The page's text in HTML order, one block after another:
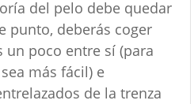
del pelo debe quedar
punto, deberás coger
poco entre sí (para
más fácil) e
de la trenza